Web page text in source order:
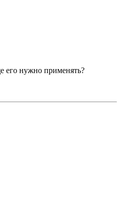
его нужнo применять?